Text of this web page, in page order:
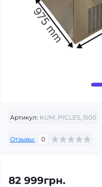
Артикул: KUM_PICLES_1500
Отзывы: 0
82 999грн.